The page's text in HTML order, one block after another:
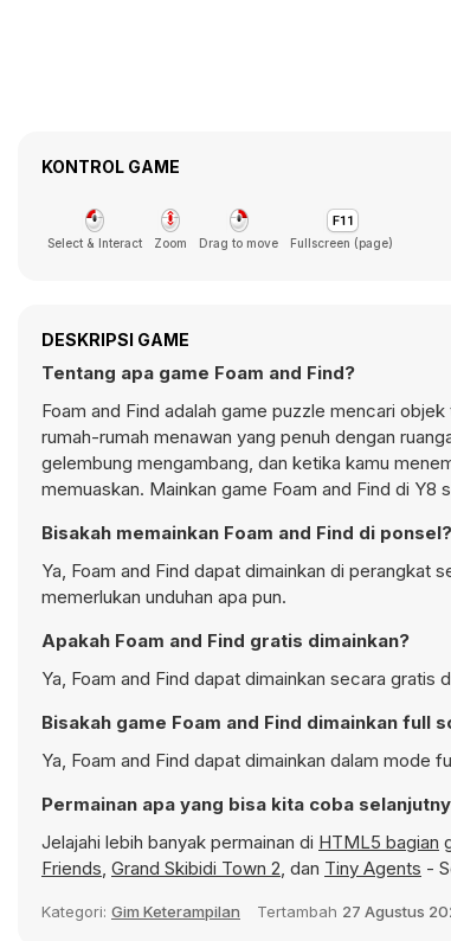
KONTROL GAME
Select & Interact Zoom Drag to move Fullscreen (page)
DESKRIPSI GAME
Tentang apa game Foam and Find?
Foam and Find adalah game puzzle mencari
rumah-rumah menawan yang penuh dengan
gelembung mengambang, dan ketika kamu
memuaskan. Mainkan game Foam and Find di Y8
Bisakah memainkan Foam and Find di ponsel?
Ya, Foam and Find dapat dimainkan di perangkat
memerlukan unduhan apa pun.
Apakah Foam and Find gratis dimainkan?
Ya, Foam and Find dapat dimainkan secara gratis
Bisakah game Foam and Find dimainkan full
Ya, Foam and Find dapat dimainkan dalam mode
Permainan apa yang bisa kita coba
Jelajahi lebih banyak permainan di HTML5 bagian
Friends, Grand Skibidi Town 2, dan Tiny Agents -
Kategori: Gim Keterampilan Tertambah 27 Agustus